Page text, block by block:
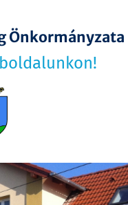
Önkormányzata